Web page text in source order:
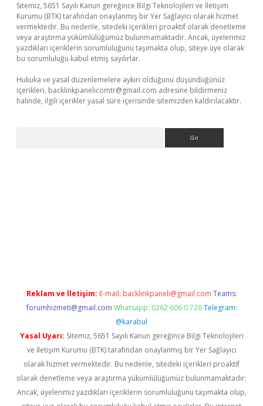
Sitemiz, 5651 Sayılı Kanun gereğince Bilgi Teknolojileri ve İletişim
Kurumu (BTK) tarafından onaylanmış bir Yer Sağlayıcı olarak hizmet
vermektedir. Bu nedenle, sitedeki içerikleri proaktif olarak denetleme
veya araştırma yükümlülüğümüz bulunmamaktadır. Ancak, üyelerimiz
yazdıkları içeriklerin sorumluluğunu taşımakta olup, siteye üye olarak
bu sorumluluğu kabul etmiş sayılırlar.
Hukuka ve yasal düzenlemelere aykırı olduğunu düşündüğünüz
içerikleri, backlinkpanelicomtr@gmail.com adresine bildirmeniz
halinde, ilgili içerikler yasal süre içerisinde sitemizden kaldırılacaktır.
Reklam ve İletişim: E-mail: backlinkpaneli@gmail.com Teams:
forumhizmeti@gmail.com Whatsapp: 0262 606 0 726 Telegram:
@karabul
Yasal Uyarı: Sitemiz, 5651 Sayılı Kanun gereğince Bilgi Teknolojileri
ve İletişim Kurumu (BTK) tarafından onaylanmış bir Yer Sağlayıcı
olarak hizmet vermektedir. Bu nedenle, sitedeki içerikleri proaktif
olarak denetleme veya araştırma yükümlülüğümüz bulunmamaktadır.
Ancak, üyelerimiz yazdıkları içeriklerin sorumluluğunu taşımakta olup,